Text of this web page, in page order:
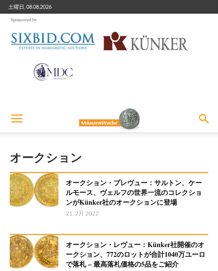
土曜日, 08.08.2026
Sponsored by
オークション
オークション・プレヴュー：サルトン、ケー
ルモース、ヴェルフの世界一流のコレクショ
ンがKünker社のオークションに登場
21. 2月 2022
オークション・レヴュー：Künker社開催のオ
ークション、772のロットが合計1040万ユーロ
で落札 – 最高落札価格の5品をご紹介